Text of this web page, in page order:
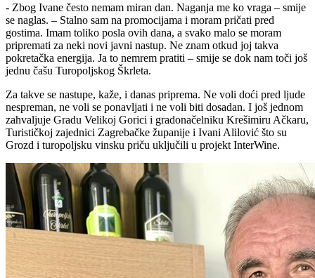
- Zbog Ivane često nemam miran dan. Naganja me ko vraga – smije
se naglas. – Stalno sam na promocijama i moram pričati pred
gostima. Imam toliko posla ovih dana, a svako malo se moram
pripremati za neki novi javni nastup. Ne znam otkud joj takva
pokretačka energija. Ja to nemrem pratiti – smije se dok nam toči još
jednu čašu Turopoljskog Škrleta.
Za takve se nastupe, kaže, i danas priprema. Ne voli doći pred ljude
nespreman, ne voli se ponavljati i ne voli biti dosadan. I još jednom
zahvaljuje Gradu Velikoj Gorici i gradonačelniku Krešimiru Ačkaru,
Turističkoj zajednici Zagrebačke županije i Ivani Alilović što su
Grozd i turopoljsku vinsku priču uključili u projekt InterWine.